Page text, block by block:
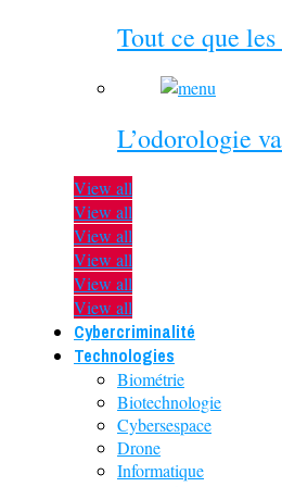
Tout ce que
L’odorologie
View all
View all
View all
View all
View all
View all
Cybercriminalité
Technologies
Biométrie
Biotechnologie
Cybersespace
Drone
Informatique